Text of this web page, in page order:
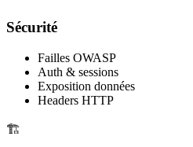
Sécurité
Failles OWASP
Auth & sessions
Exposition données
Headers HTTP
🏗️